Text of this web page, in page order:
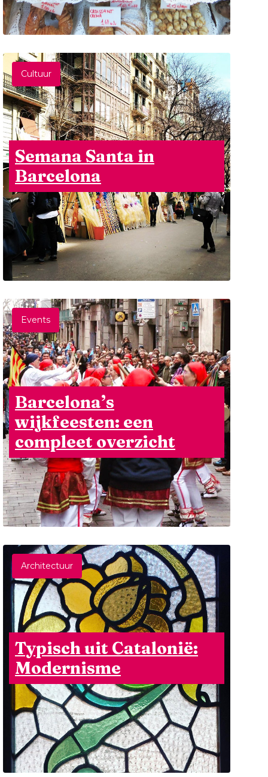
Cultuur
Semana Santa in
Barcelona
Events
Barcelona’s
wijkfeesten: een
compleet overzicht
Architectuur
Typisch uit Catalonië:
Modernisme